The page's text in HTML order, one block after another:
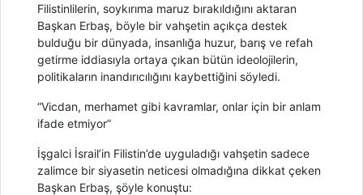
Filistinlilerin, soykırıma maruz bırakıldığını aktaran
Başkan Erbaş, böyle bir vahşetin açıkça destek
bulduğu bir dünyada, insanlığa huzur, barış ve refah
getirme iddiasıyla ortaya çıkan bütün ideolojilerin,
politikaların inandırıcılığını kaybettiğini söyledi.
“Vicdan, merhamet gibi kavramlar, onlar için bir anlam
ifade etmiyor”
İşgalci İsrail’in Filistin’de uyguladığı vahşetin sadece
zalimce bir siyasetin neticesi olmadığına dikkat çeken
Başkan Erbaş, şöyle konuştu: